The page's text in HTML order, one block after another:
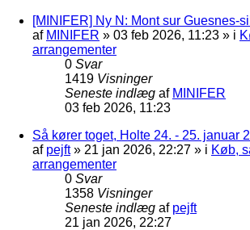
[MINIFER] Ny N: Mont sur Guesnes-
af MINIFER » 03 feb 2026, 11:23 » i
arrangementer
0 Svar
1419 Visninger
Seneste indlæg af MINIFER
03 feb 2026, 11:23
Så kører toget, Holte 24. - 25. januar
af pejft» 21 jan 2026, 22:27 » i Køb,
arrangementer
0 Svar
1358 Visninger
Seneste indlæg af pejft
21 jan 2026, 22:27